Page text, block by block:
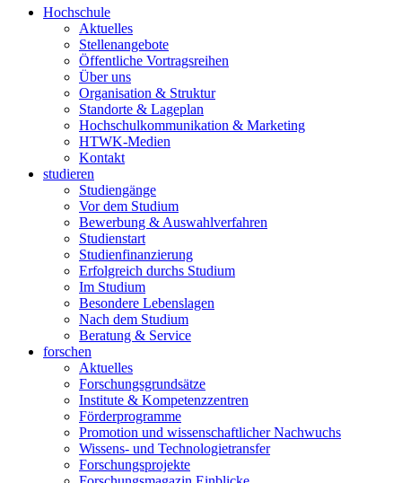
Hochschule
Aktuelles
Stellenangebote
Öffentliche Vortragsreihen
Über uns
Organisation & Struktur
Standorte & Lageplan
Hochschulkommunikation & Marketing
HTWK-Medien
Kontakt
studieren
Studiengänge
Vor dem Studium
Bewerbung & Auswahlverfahren
Studienstart
Studienfinanzierung
Erfolgreich durchs Studium
Im Studium
Besondere Lebenslagen
Nach dem Studium
Beratung & Service
forschen
Aktuelles
Forschungsgrundsätze
Institute & Kompetenzzentren
Förderprogramme
Promotion und wissenschaftlicher Nachwuchs
Wissens- und Technologietransfer
Forschungsprojekte